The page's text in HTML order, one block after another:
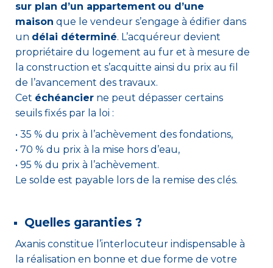
sur plan d’un appartement ou d’une
maison que le vendeur s’engage à édifier dans
un délai déterminé. L’acquéreur devient
propriétaire du logement au fur et à mesure de
la construction et s’acquitte ainsi du prix au fil
de l’avancement des travaux.
Cet échéancier ne peut dépasser certains
seuils fixés par la loi :
• 35 % du prix à l’achèvement des fondations,
• 70 % du prix à la mise hors d’eau,
• 95 % du prix à l’achèvement.
Le solde est payable lors de la remise des clés.
Quelles garanties ?
Axanis constitue l’interlocuteur indispensable à
la réalisation en bonne et due forme de votre